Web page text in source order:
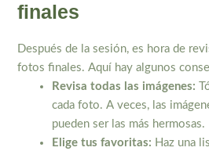
finales
Después de la sesión, es hora de
fotos finales. Aquí hay algunos
Revisa todas las imágenes:
cada foto. A veces, las
pueden ser las más hermosas.
Elige tus favoritas: Haz una